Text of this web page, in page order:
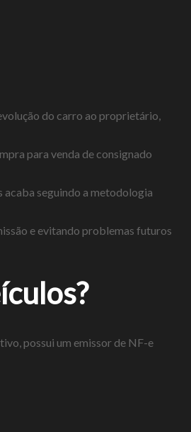
do carro ao proprietário,
para venda de consignado
acaba seguindo a metodologia
e evitando problemas futuros
possui um emissor de NF-e